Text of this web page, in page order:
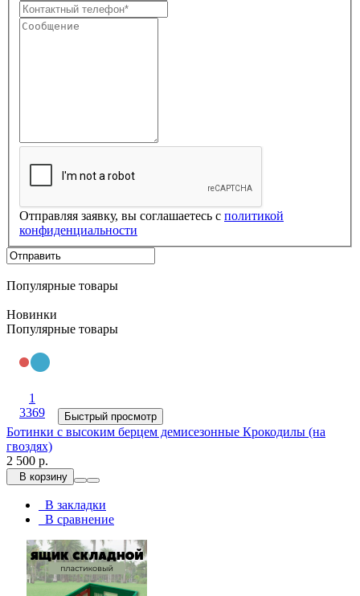
Отправляя заявку, вы соглашаетесь с политикой
конфиденциальности
Популярные товары
Новинки
Популярные товары
1
3369
Быстрый просмотр
Ботинки с высоким берцем демисезонные Крокодилы (на
гвоздях)
2 500 р.
В корзину
В закладки
В сравнение